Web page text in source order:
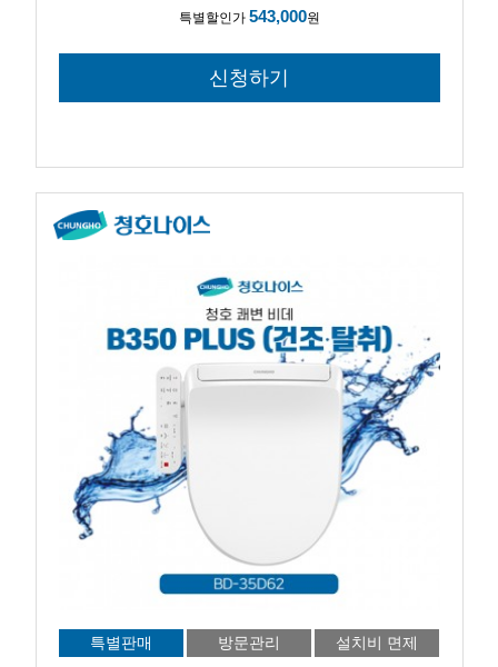
특별할인가 543,000원
특별판매 방문관리 설치비 면제